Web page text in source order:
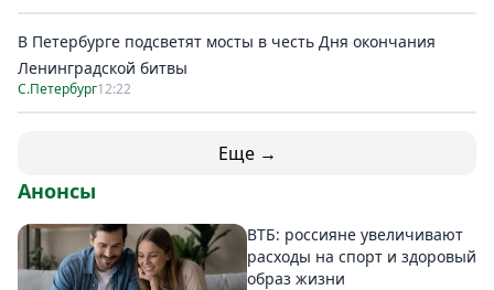
В Петербурге подсветят мосты в честь Дня окончания
Ленинградской битвы
С.Петербург12:22
Еще →
Анонсы
ВТБ: россияне увеличивают
расходы на спорт и здоровый
образ жизни